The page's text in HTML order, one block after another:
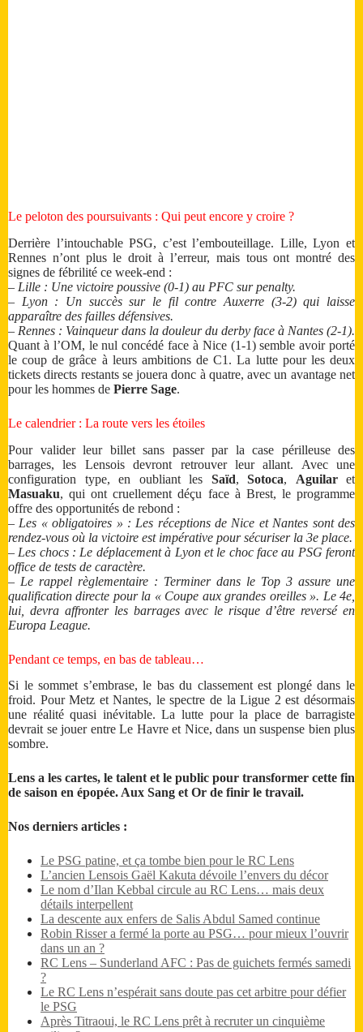
Le peloton des poursuivants : Qui peut encore y croire ?
Derrière l’intouchable PSG, c’est l’embouteillage. Lille, Lyon et
Rennes n’ont plus le droit à l’erreur, mais tous ont montré des
signes de fébrilité ce week-end :
– Lille : Une victoire poussive (0-1) au PFC sur penalty.
– Lyon : Un succès sur le fil contre Auxerre (3-2) qui laisse
apparaître des failles défensives.
– Rennes : Vainqueur dans la douleur du derby face à Nantes (2-1).
Quant à l’OM, le nul concédé face à Nice (1-1) semble avoir porté
le coup de grâce à leurs ambitions de C1. La lutte pour les deux
tickets directs restants se jouera donc à quatre, avec un avantage net
pour les hommes de Pierre Sage.
Le calendrier : La route vers les étoiles
Pour valider leur billet sans passer par la case périlleuse des
barrages, les Lensois devront retrouver leur allant. Avec une
configuration type, en oubliant les Saïd, Sotoca, Aguilaret
Masuaku, qui ont cruellement déçu face à Brest, le programme
offre des opportunités de rebond :
– Les « obligatoires » : Les réceptions de Nice et Nantes sont des
rendez-vous où la victoire est impérative pour sécuriser la 3e place.
– Les chocs : Le déplacement à Lyon et le choc face au PSG feront
office de tests de caractère.
– Le rappel règlementaire : Terminer dans le Top 3 assure une
qualification directe pour la « Coupe aux grandes oreilles ». Le 4e,
lui, devra affronter les barrages avec le risque d’être reversé en
Europa League.
Pendant ce temps, en bas de tableau…
Si le sommet s’embrase, le bas du classement est plongé dans le
froid. Pour Metz et Nantes, le spectre de la Ligue 2 est désormais
une réalité quasi inévitable. La lutte pour la place de barragiste
devrait se jouer entre Le Havre et Nice, dans un suspense bien plus
sombre.
Lens a les cartes, le talent et le public pour transformer cette fin
de saison en épopée. Aux Sang et Or de finir le travail.
Nos derniers articles :
Le PSG patine, et ça tombe bien pour le RC Lens
L’ancien Lensois Gaël Kakuta dévoile l’envers du décor
Le nom d’Ilan Kebbal circule au RC Lens… mais deux
détails interpellent
La descente aux enfers de Salis Abdul Samed continue
Robin Risser a fermé la porte au PSG… pour mieux l’ouvrir
dans un an ?
RC Lens – Sunderland AFC : Pas de guichets fermés samedi
?
Le RC Lens n’espérait sans doute pas cet arbitre pour défier
le PSG
Après Titraoui, le RC Lens prêt à recruter un cinquième